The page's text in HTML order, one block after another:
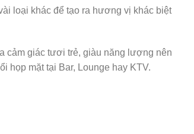
loại khác để tạo ra hương vị khác biệt
cảm giác tươi trẻ, giàu năng lượng nên
họp mặt tại Bar, Lounge hay KTV.